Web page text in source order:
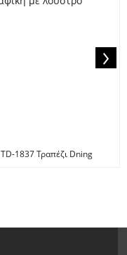
TD-1837 Τραπέζι Dning